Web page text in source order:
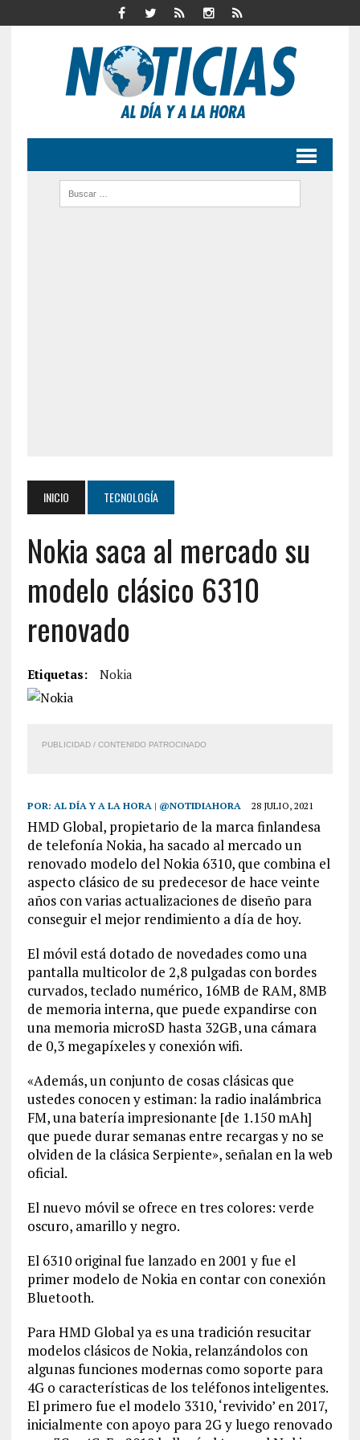
INICIO TECNOLOGÍA
Nokia saca al mercado su
modelo clásico 6310
renovado
Etiquetas: Nokia
PUBLICIDAD / CONTENIDO PATROCINADO
POR: AL DÍA Y A LA HORA | @NOTIDIAHORA 28 JULIO, 2021
HMD Global, propietario de la marca finlandesa
de telefonía Nokia, ha sacado al mercado un
renovado modelo del Nokia 6310, que combina el
aspecto clásico de su predecesor de hace veinte
años con varias actualizaciones de diseño para
conseguir el mejor rendimiento a día de hoy.
El móvil está dotado de novedades como una
pantalla multicolor de 2,8 pulgadas con bordes
curvados, teclado numérico, 16MB de RAM, 8MB
de memoria interna, que puede expandirse con
una memoria microSD hasta 32GB, una cámara
de 0,3 megapíxeles y conexión wifi.
«Además, un conjunto de cosas clásicas que
ustedes conocen y estiman: la radio inalámbrica
FM, una batería impresionante [de 1.150 mAh]
que puede durar semanas entre recargas y no se
olviden de la clásica Serpiente», señalan en la web
oficial.
El nuevo móvil se ofrece en tres colores: verde
oscuro, amarillo y negro.
El 6310 original fue lanzado en 2001 y fue el
primer modelo de Nokia en contar con conexión
Bluetooth.
Para HMD Global ya es una tradición resucitar
modelos clásicos de Nokia, relanzándolos con
algunas funciones modernas como soporte para
4G o características de los teléfonos inteligentes.
El primero fue el modelo 3310, ‘revivido’ en 2017,
inicialmente con apoyo para 2G y luego renovado